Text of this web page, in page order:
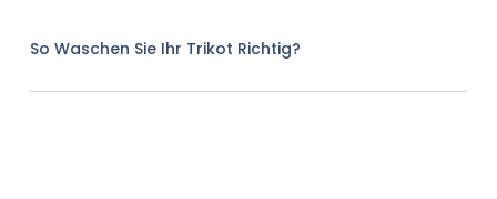
So Waschen Sie Ihr Trikot Richtig?